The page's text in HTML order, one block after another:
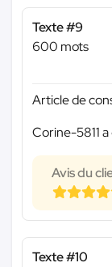
Texte #9
600 mots
Article de
Corine-5811
Avis du
Texte #10